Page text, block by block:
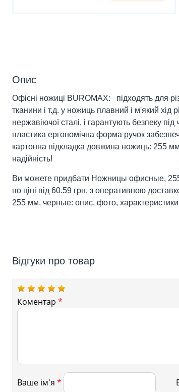
Опис
Офісні ножиці BUROMAX: підходять для
тканини і т.д. у ножиць плавний і м'який хід
нержавіючої сталі, і гарантують безпеку
пластика ергономічна форма ручок
картонна підкладка довжина ножиць: 255
надійність!
Ви можете придбати Ножницы офисные,
по ціні від 60.59 грн. з оперативною
255 мм, черные: опис, фото,
Відгуки про товар
Коментар*
Ваше ім'я*